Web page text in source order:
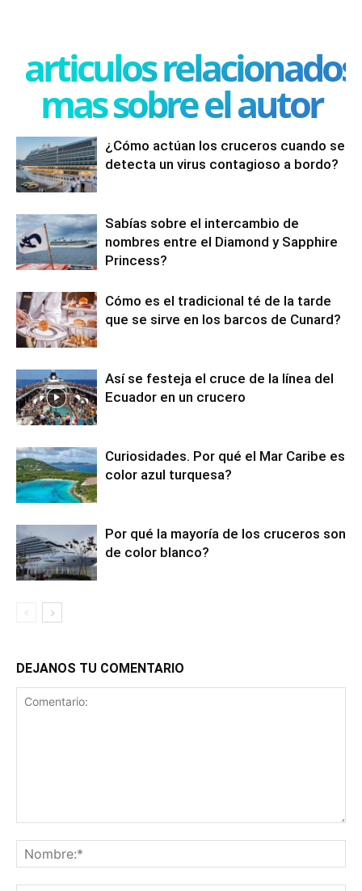
articulos relacionados
mas sobre el autor
¿Cómo actúan los cruceros cuando se
detecta un virus contagioso a bordo?
Sabías sobre el intercambio de
nombres entre el Diamond y Sapphire
Princess?
Cómo es el tradicional té de la tarde
que se sirve en los barcos de Cunard?
Así se festeja el cruce de la línea del
Ecuador en un crucero
Curiosidades. Por qué el Mar Caribe es
color azul turquesa?
Por qué la mayoría de los cruceros son
de color blanco?
DEJANOS TU COMENTARIO